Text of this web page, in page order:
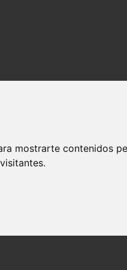
mostrarte contenidos